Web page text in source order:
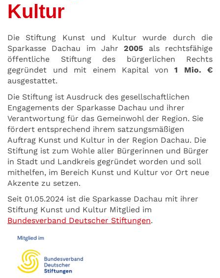
Kultur
Die Stiftung Kunst und Kultur wurde durch die
Sparkasse Dachau im Jahr 2005 als rechtsfähige
öffentliche Stiftung des bürgerlichen Rechts
gegründet und mit einem Kapital von 1 Mio. €
ausgestattet.
Die Stiftung ist Ausdruck des gesellschaftlichen
Engagements der Sparkasse Dachau und ihrer
Verantwortung für das Gemeinwohl der Region. Sie
fördert entsprechend ihrem satzungsmäßigen
Auftrag Kunst und Kultur in der Region Dachau. Die
Stiftung ist zum Wohle aller Bürgerinnen und Bürger
in Stadt und Landkreis gegründet worden und soll
mithelfen, im Bereich Kunst und Kultur vor Ort neue
Akzente zu setzen.
Seit 01.05.2024 ist die Sparkasse Dachau mit ihrer
Stiftung Kunst und Kultur Mitglied im
Bundesverband Deutscher Stiftungen.